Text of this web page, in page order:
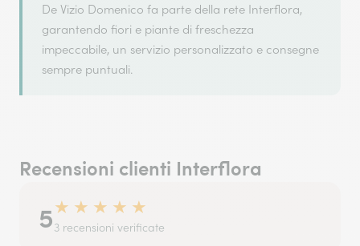
De Vizio Domenico fa parte della rete Interflora,
garantendo fiori e piante di freschezza
impeccabile, un servizio personalizzato e consegne
sempre puntuali.
Recensioni clienti Interflora
5★ ★ ★ ★ ★
3 recensioni verificate